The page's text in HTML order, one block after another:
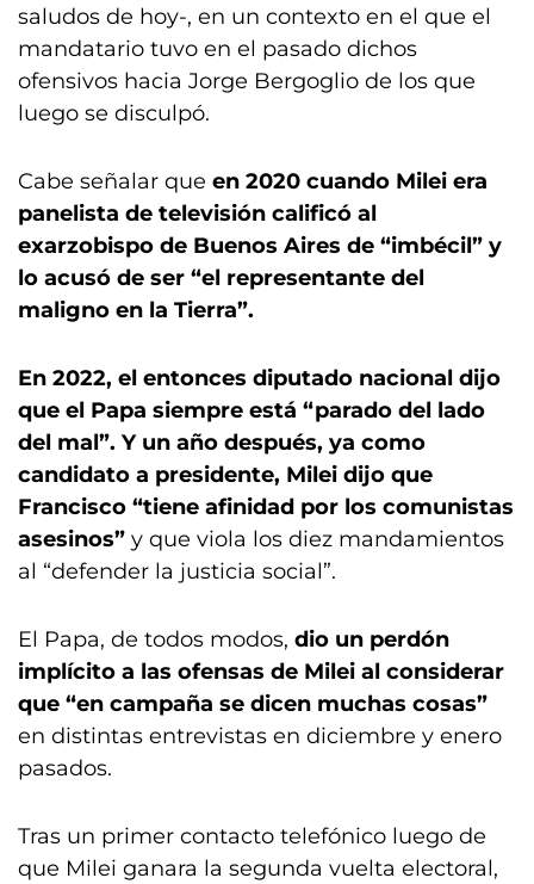
saludos de hoy-, en un contexto en el que el
mandatario tuvo en el pasado dichos
ofensivos hacia Jorge Bergoglio de los que
luego se disculpó.
Cabe señalar que en 2020 cuando Milei era
panelista de televisión calificó al
exarzobispo de Buenos Aires de “imbécil” y
lo acusó de ser “el representante del
maligno en la Tierra”.
En 2022, el entonces diputado nacional dijo
que el Papa siempre está “parado del lado
del mal”. Y un año después, ya como
candidato a presidente, Milei dijo que
Francisco “tiene afinidad por los comunistas
asesinos” y que viola los diez mandamientos
al “defender la justicia social”.
El Papa, de todos modos, dio un perdón
implícito a las ofensas de Milei al considerar
que “en campaña se dicen muchas cosas”
en distintas entrevistas en diciembre y enero
pasados.
Tras un primer contacto telefónico luego de
que Milei ganara la segunda vuelta electoral,